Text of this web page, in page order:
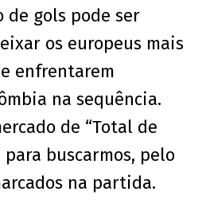
de gols pode ser
os europeus mais
enfrentarem
na sequência.
de “Total de
para buscarmos, pelo
na partida.